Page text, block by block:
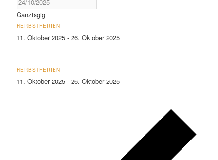
Ganztägig
HERBSTFERIEN
11. Oktober 2025 -26. Oktober 2025
HERBSTFERIEN
11. Oktober 2025 -26. Oktober 2025